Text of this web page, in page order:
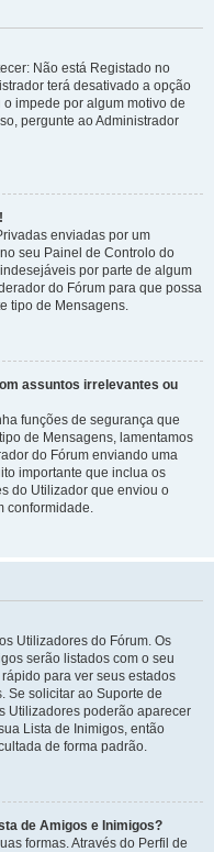
Não está Registado no
terá desativado a opção
impede por algum motivo de
pergunte ao Administrador
enviadas por um
seu Painel de Controlo do
por parte de algum
do Fórum para que possa
tipo de Mensagens.
assuntos irrelevantes ou
funções de segurança que
de Mensagens, lamentamos
do Fórum enviando uma
importante que inclua os
do Utilizador que enviou o
conformidade.
Utilizadores do Fórum. Os
serão listados com o seu
para ver seus estados
Se solicitar ao Suporte de
Utilizadores poderão aparecer
Lista de Inimigos, então
de forma padrão.
de Amigos e Inimigos?
formas. Através do Perfil de